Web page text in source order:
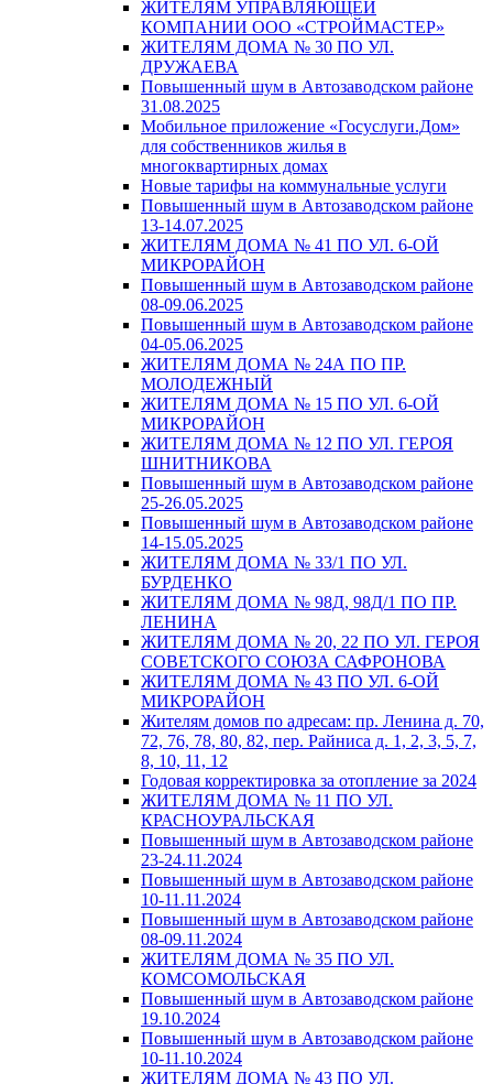
ЖИТЕЛЯМ УПРАВЛЯЮЩЕЙ
КОМПАНИИ ООО «СТРОЙМАСТЕР»
ЖИТЕЛЯМ ДОМА № 30 ПО УЛ.
ДРУЖАЕВА
Повышенный шум в Автозаводском районе
31.08.2025
Мобильное приложение «Госуслуги.Дом»
для собственников жилья в
многоквартирных домах
Новые тарифы на коммунальные услуги
Повышенный шум в Автозаводском районе
13-14.07.2025
ЖИТЕЛЯМ ДОМА № 41 ПО УЛ. 6-ОЙ
МИКРОРАЙОН
Повышенный шум в Автозаводском районе
08-09.06.2025
Повышенный шум в Автозаводском районе
04-05.06.2025
ЖИТЕЛЯМ ДОМА № 24А ПО ПР.
МОЛОДЕЖНЫЙ
ЖИТЕЛЯМ ДОМА № 15 ПО УЛ. 6-ОЙ
МИКРОРАЙОН
ЖИТЕЛЯМ ДОМА № 12 ПО УЛ. ГЕРОЯ
ШНИТНИКОВА
Повышенный шум в Автозаводском районе
25-26.05.2025
Повышенный шум в Автозаводском районе
14-15.05.2025
ЖИТЕЛЯМ ДОМА № 33/1 ПО УЛ.
БУРДЕНКО
ЖИТЕЛЯМ ДОМА № 98Д, 98Д/1 ПО ПР.
ЛЕНИНА
ЖИТЕЛЯМ ДОМА № 20, 22 ПО УЛ. ГЕРОЯ
СОВЕТСКОГО СОЮЗА САФРОНОВА
ЖИТЕЛЯМ ДОМА № 43 ПО УЛ. 6-ОЙ
МИКРОРАЙОН
Жителям домов по адресам: пр. Ленина д. 70,
72, 76, 78, 80, 82, пер. Райниса д. 1, 2, 3, 5, 7,
8, 10, 11, 12
Годовая корректировка за отопление за 2024
ЖИТЕЛЯМ ДОМА № 11 ПО УЛ.
КРАСНОУРАЛЬСКАЯ
Повышенный шум в Автозаводском районе
23-24.11.2024
Повышенный шум в Автозаводском районе
10-11.11.2024
Повышенный шум в Автозаводском районе
08-09.11.2024
ЖИТЕЛЯМ ДОМА № 35 ПО УЛ.
КОМСОМОЛЬСКАЯ
Повышенный шум в Автозаводском районе
19.10.2024
Повышенный шум в Автозаводском районе
10-11.10.2024
ЖИТЕЛЯМ ДОМА № 43 ПО УЛ.